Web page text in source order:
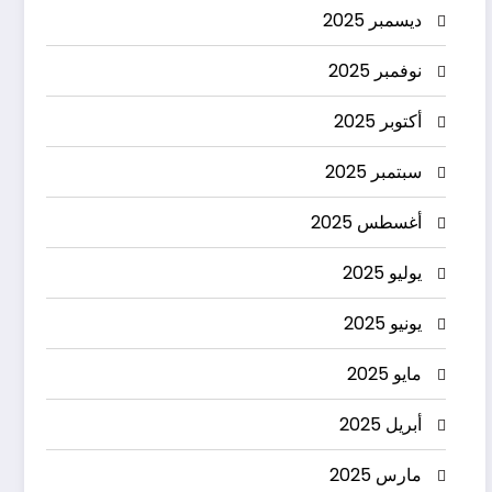
ديسمبر 2025
نوفمبر 2025
أكتوبر 2025
سبتمبر 2025
أغسطس 2025
يوليو 2025
يونيو 2025
مايو 2025
أبريل 2025
مارس 2025